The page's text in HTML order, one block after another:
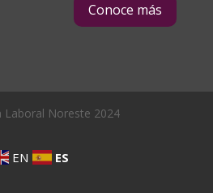
Conoce más
Laboral Noreste 2024
EN ES